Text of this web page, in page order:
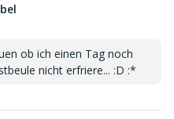
ob ich einen Tag noch
nicht erfriere... :D :*